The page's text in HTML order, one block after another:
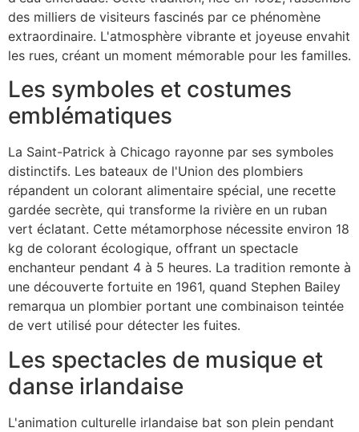
des milliers de visiteurs fascinés par ce phénomène
extraordinaire. L'atmosphère vibrante et joyeuse envahit
les rues, créant un moment mémorable pour les familles.
Les symboles et costumes
emblématiques
La Saint-Patrick à Chicago rayonne par ses symboles
distinctifs. Les bateaux de l'Union des plombiers
répandent un colorant alimentaire spécial, une recette
gardée secrète, qui transforme la rivière en un ruban
vert éclatant. Cette métamorphose nécessite environ 18
kg de colorant écologique, offrant un spectacle
enchanteur pendant 4 à 5 heures. La tradition remonte à
une découverte fortuite en 1961, quand Stephen Bailey
remarqua un plombier portant une combinaison teintée
de vert utilisé pour détecter les fuites.
Les spectacles de musique et
danse irlandaise
L'animation culturelle irlandaise bat son plein pendant